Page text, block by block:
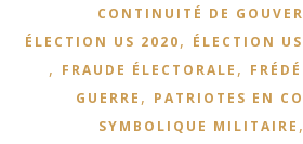
CONTINUITÉ DE
ÉLECTION US 2020, ÉLECTION
, FRAUDE ÉLECTORALE ,
GUERRE , PATRIOTES EN
SYMBOLIQUE MILITAIRE ,